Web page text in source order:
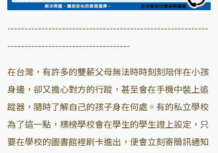
-----------------------------------------------------------
------------------------------------
在台灣，有許多的雙薪父母無法時時刻刻陪伴在小孩
身邊，卻又擔心對方的行蹤，甚至會在手機中裝上追
蹤器，隨時了解自己的孩子身在何處。有的私立學校
為了這一點，標榜學校會在學生的學生證上設定，只
要在學校的圖書館裡刷卡進出，便會立刻寄簡訊通知